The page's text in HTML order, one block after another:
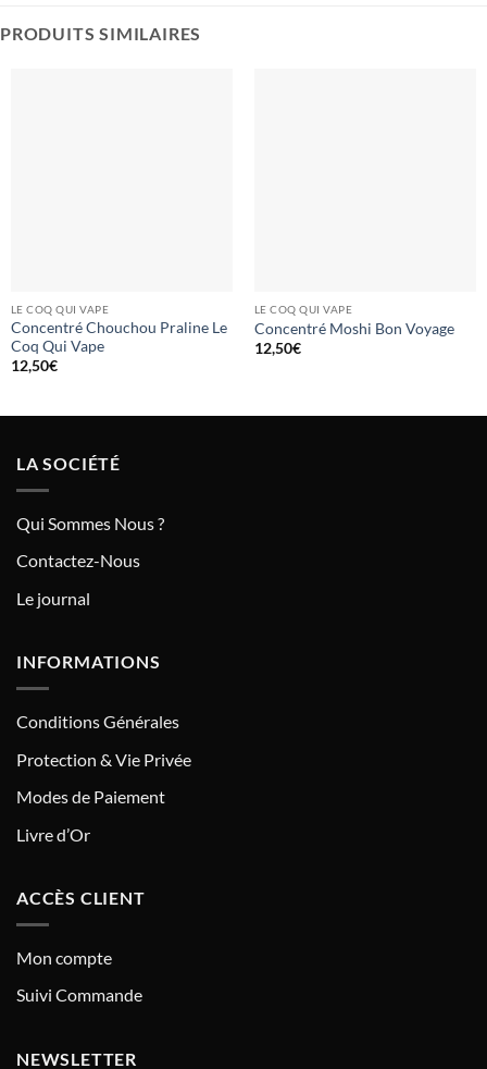
PRODUITS SIMILAIRES
LE COQ QUI VAPE
Concentré Chouchou Praline Le
Coq Qui Vape
12,50€
LE COQ QUI VAPE
Concentré Moshi Bon Voyage
12,50€
LA SOCIÉTÉ
Qui Sommes Nous ?
Contactez-Nous
Le journal
INFORMATIONS
Conditions Générales
Protection & Vie Privée
Modes de Paiement
Livre d’Or
ACCÈS CLIENT
Mon compte
Suivi Commande
NEWSLETTER